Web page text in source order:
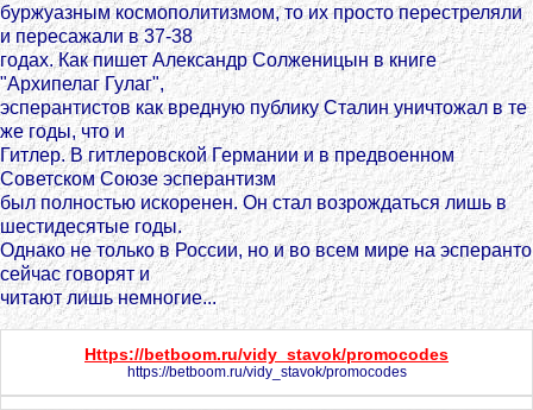
буржуазным космополитизмом, то их просто перестреляли
и пересажали в 37-38
годах. Как пишет Александр Солженицын в книге
"Архипелаг Гулаг",
эсперантистов как вредную публику Сталин уничтожал в те
же годы, что и
Гитлер. В гитлеровской Германии и в предвоенном
Советском Союзе эсперантизм
был полностью искоренен. Он стал возрождаться лишь в
шестидесятые годы.
Однако не только в России, но и во всем мире на эсперанто
сейчас говорят и
читают лишь немногие...
Https://betboom.ru/vidy_stavok/promocodes
https://betboom.ru/vidy_stavok/promocodes